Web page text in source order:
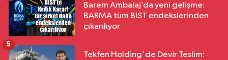
Barem Ambalaj’da yeni gelişme:
BARMA tüm BIST endekslerinden
çıkarılıyor
Tekfen Holding'de Devir Teslim:
5